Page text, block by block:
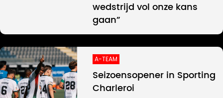
wedstrijd vol onze kans
gaan”
A-TEAM
Seizoensopener in Sporting
Charleroi